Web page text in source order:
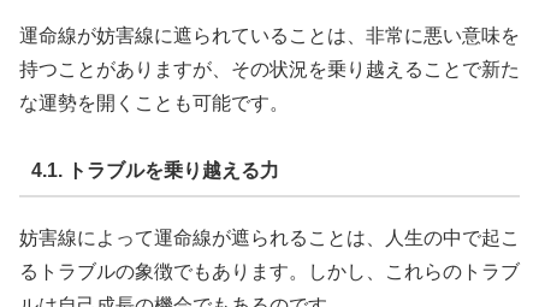
運命線が妨害線に遮られていることは、非常に悪い意味を
持つことがありますが、その状況を乗り越えることで新た
な運勢を開くことも可能です。
4.1. トラブルを乗り越える力
妨害線によって運命線が遮られることは、人生の中で起こ
るトラブルの象徴でもあります。しかし、これらのトラブ